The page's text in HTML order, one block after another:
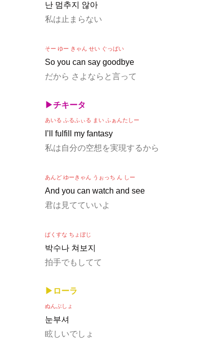
난 멈추지 않아
私は止まらない
そー ゆー きゃん せい ぐっばい
So you can say goodbye
だから さよならと言って
▶チキータ
あいる ふるふぃる まい ふぁんたしー
I’ll fulfill my fantasy
私は自分の空想を実現するから
あんど ゆーきゃん うぉっち ん しー
And you can watch and see
君は見てていいよ
ぱくすな ちょぼじ
박수나 쳐보지
拍手でもしてて
▶ローラ
ぬんぶしょ
눈부셔
眩しいでしょ